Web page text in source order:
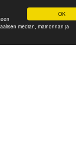
OK
median, mainonnan ja